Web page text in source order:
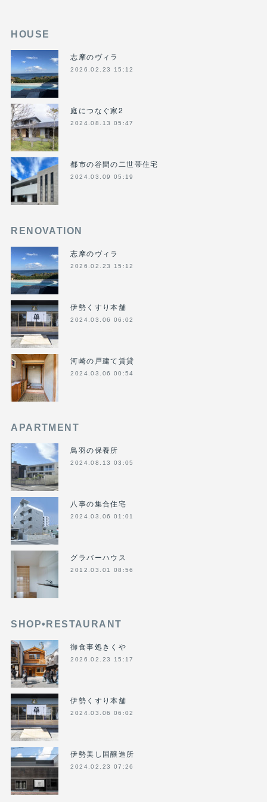
HOUSE
志摩のヴィラ
2026.02.23 15:12
庭につなぐ家2
2024.08.13 05:47
都市の谷間の二世帯住宅
2024.03.09 05:19
RENOVATION
志摩のヴィラ
2026.02.23 15:12
伊勢くすり本舗
2024.03.06 06:02
河崎の戸建て賃貸
2024.03.06 00:54
APARTMENT
鳥羽の保養所
2024.08.13 03:05
八事の集合住宅
2024.03.06 01:01
グラバーハウス
2012.03.01 08:56
SHOP•RESTAURANT
御食事処きくや
2026.02.23 15:17
伊勢くすり本舗
2024.03.06 06:02
伊勢美し国醸造所
2024.02.23 07:26